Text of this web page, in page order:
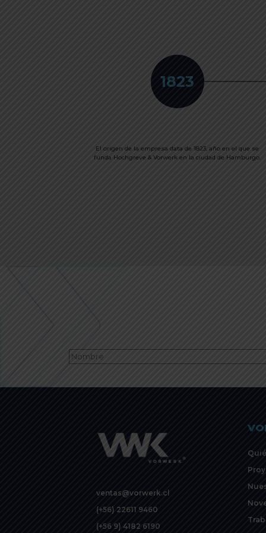
1823
El origen de la empresa data de 1823, año en el que se
funda Hochgreve & Vorwerk en la ciudad de Hamburgo.
ventas@vorwerk.cl
(+56) 22611 9460
(+56 9) 4182 6190